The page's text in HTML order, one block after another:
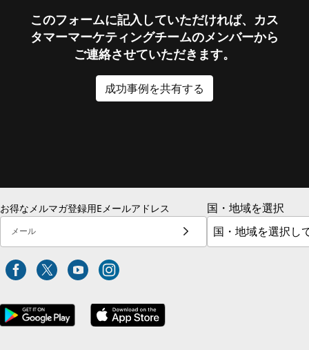
このフォームに記入していただければ、カス
タマーマーケティングチームのメンバーから
ご連絡させていただきます。
成功事例を共有する
お得なメルマガ登録用Eメールアドレス
メール
国・地域を選択